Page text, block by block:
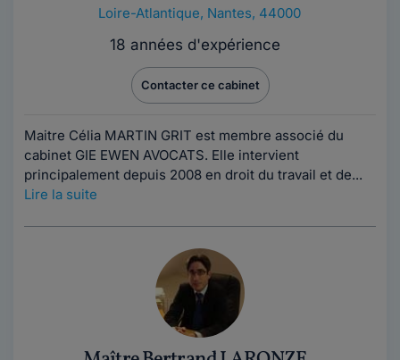
Loire-Atlantique, Nantes, 44000
18 années d'expérience
Contacter ce cabinet
Maitre Célia MARTIN GRIT est membre associé du
cabinet GIE EWEN AVOCATS. Elle intervient
principalement depuis 2008 en droit du travail et de...
Lire la suite